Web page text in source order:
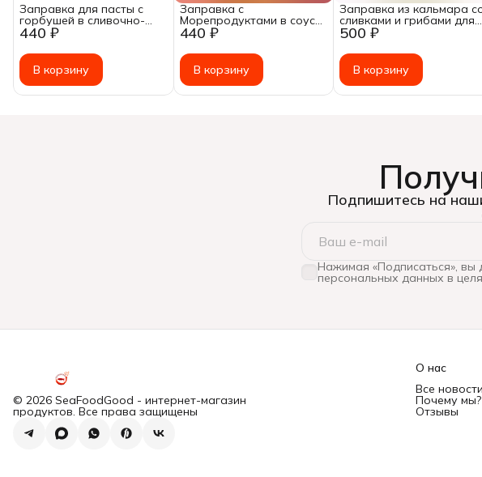
440 ₽
Заправка для пасты с
горбушей в сливочно-
грибном соусе, 200г
В корзину
440 ₽
Заправка с
Морепродуктами в соусе
Том Ям замороженная,
200г
В корзину
500 ₽
Заправка из кальмара
сливками и грибами для
пасты замороженная,
200г
В корзину
Подпишитесь на
Нажимая «Подписаться», вы
персональных данных в
© 2026 SeaFoodGood - интернет-магазин
продуктов. Все права защищены
О нас
Все новости
Почему мы?
Отзывы